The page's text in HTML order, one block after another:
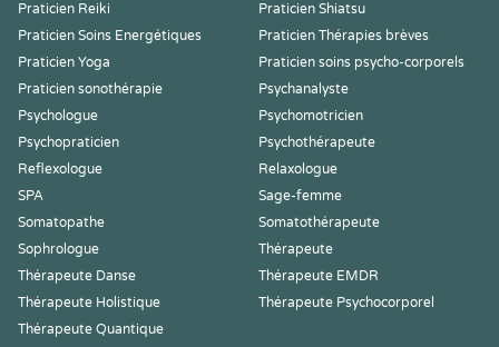
Praticien Reiki
Praticien Shiatsu
Praticien Soins Energétiques
Praticien Thérapies brèves
Praticien Yoga
Praticien soins psycho-corporels
Praticien sonothérapie
Psychanalyste
Psychologue
Psychomotricien
Psychopraticien
Psychothérapeute
Reflexologue
Relaxologue
SPA
Sage-femme
Somatopathe
Somatothérapeute
Sophrologue
Thérapeute
Thérapeute Danse
Thérapeute EMDR
Thérapeute Holistique
Thérapeute Psychocorporel
Thérapeute Quantique